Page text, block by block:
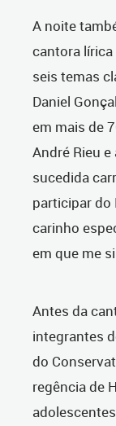
A noite
cantora
seis temas
Daniel
em mais de
André Rieu
sucedida
participar do
carinho
em que me
Antes da
integrantes
do
regência de